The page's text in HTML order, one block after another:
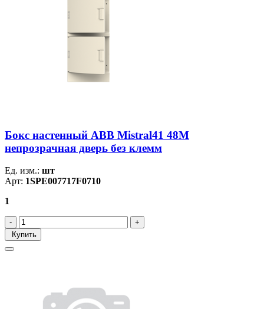
Бокс настенный ABB Mistral41 48М
непрозрачная дверь без клемм
Ед. изм.: шт
Арт: 1SPE007717F0710
1
Купить